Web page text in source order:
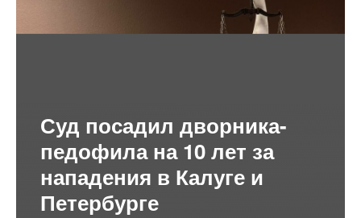
Суд посадил дворника-
педофила на 10 лет за
нападения в Калуге и
Петербурге